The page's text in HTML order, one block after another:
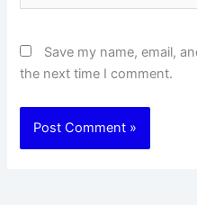
Save my name, email,
the next time I comment.